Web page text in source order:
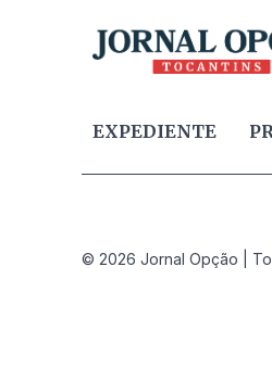
EXPEDIENTE
© 2026 Jornal Opção |